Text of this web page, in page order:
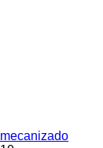
mecanizado